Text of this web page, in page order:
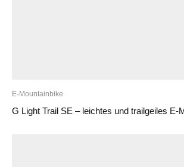
E-Mountainbike
G Light Trail SE – leichtes und trailgeiles E-